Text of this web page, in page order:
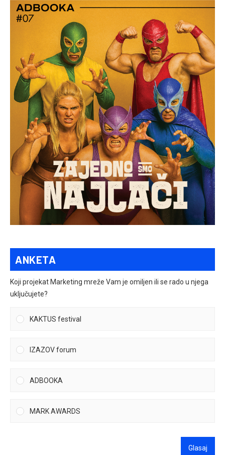
ANKETA
Koji projekat Marketing mreže Vam je omiljen ili se rado u njega
uključujete?
KAKTUS festival
IZAZOV forum
ADBOOKA
MARK AWARDS
Glasaj